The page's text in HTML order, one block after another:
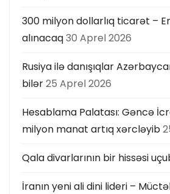
300 milyon dollarlıq ticarət –
alınacaq30 Aprel 2026
Rusiya ilə danışıqlar
bilər25 Aprel 2026
Hesablama Palatası: Gəncə
milyon manat artıq xərcləyib
Qala divarlarının bir hissəsi
İranın yeni ali dini lideri –